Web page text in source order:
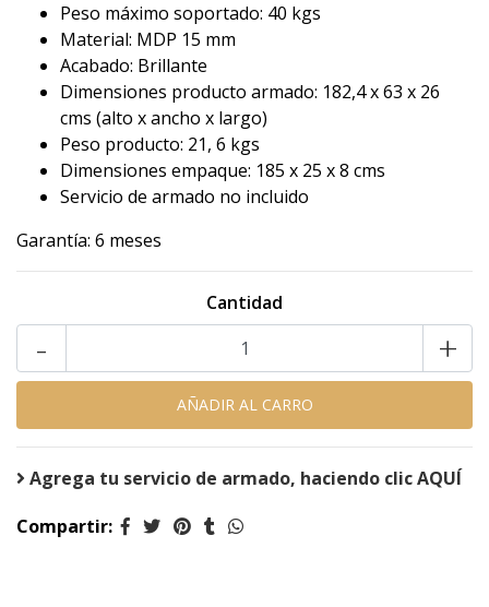
Peso máximo soportado: 40 kgs
Material: MDP 15 mm
Acabado: Brillante
Dimensiones producto armado: 182,4 x 63 x 26
cms (alto x ancho x largo)
Peso producto: 21, 6 kgs
Dimensiones empaque: 185 x 25 x 8 cms
Servicio de armado no incluido
Garantía: 6 meses
Cantidad
+
-
Agrega tu servicio de armado, haciendo clic AQUÍ
Compartir: